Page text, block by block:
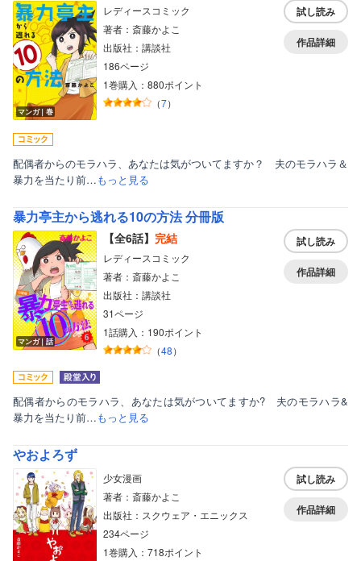
マンガ｜巻
レディースコミック
著者：斎藤かよこ
出版社：講談社
186ページ
1巻購入：880ポイント
（7）
試し読み
作品詳細
配偶者からのモラハラ、あなたは気がついてますか？ 夫のモラハラ＆
暴力を当たり前…もっと見る
暴力亭主から逃れる10の方法 分冊版
マンガ｜話
【全6話】 完結
レディースコミック
著者：斎藤かよこ
出版社：講談社
31ページ
1話購入：190ポイント
（48）
試し読み
作品詳細
配偶者からのモラハラ、あなたは気がついてますか? 夫のモラハラ&
暴力を当たり前…もっと見る
やおよろず
少女漫画
著者：斎藤かよこ
出版社：スクウェア・エニックス
234ページ
1巻購入：718ポイント
試し読み
作品詳細
ボーイズラブ
ティーンズラブ
美女・美少女
女性写真集